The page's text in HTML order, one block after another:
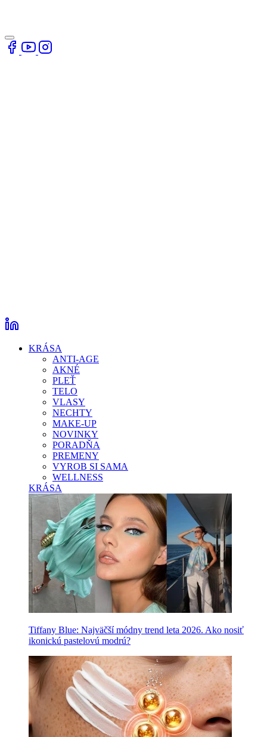
KRÁSA
ANTI-AGE
AKNÉ
PLEŤ
TELO
VLASY
NECHTY
MAKE-UP
NOVINKY
PORADŇA
PREMENY
VYROB SI SAMA
WELLNESS
KRÁSA
Tiffany Blue: Najväčší módny trend leta 2026. Ako nosiť
ikonickú pastelovú modrú?